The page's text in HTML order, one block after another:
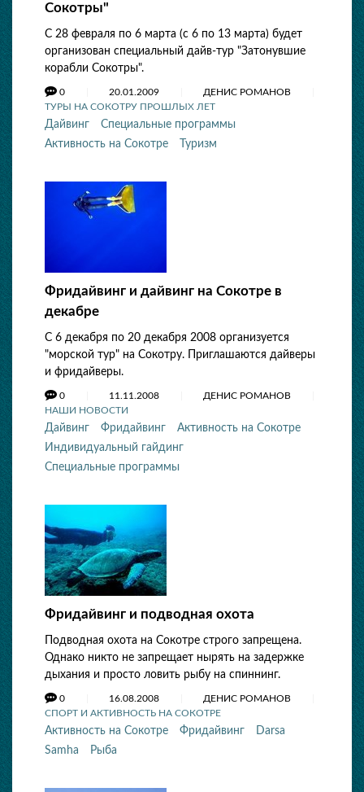
Сокотры"
С 28 февраля по 6 марта (с 6 по 13 марта) будет
организован специальный дайв-тур "Затонувшие
корабли Сокотры".
0 20.01.2009
ДЕНИС РОМАНОВ
ТУРЫ НА СОКОТРУ ПРОШЛЫХ ЛЕТ
Дайвинг
Специальные программы
Активность на Сокотре
Туризм
Фридайвинг и дайвинг на Сокотре в
декабре
С 6 декабря по 20 декабря 2008 организуется
"морской тур" на Сокотру. Приглашаются дайверы
и фридайверы.
0 11.11.2008
ДЕНИС РОМАНОВ
НАШИ НОВОСТИ
Дайвинг Фридайвинг
Активность на Сокотре
Индивидуальный гайдинг
Специальные программы
Фридайвинг и подводная охота
Подводная охота на Сокотре строго запрещена.
Однако никто не запрещает нырять на задержке
дыхания и просто ловить рыбу на спиннинг.
0 16.08.2008
ДЕНИС РОМАНОВ
СПОРТ И АКТИВНОСТЬ НА СОКОТРЕ
Активность на Сокотре Фридайвинг
Darsa
Samha
Рыба